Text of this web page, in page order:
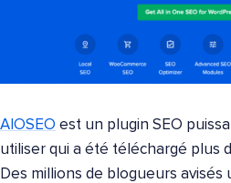
AIOSEO est un plugin SEO
utiliser qui a été téléchargé plus
Des millions de blogueurs avisés